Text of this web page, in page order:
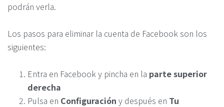
podrán verla.
Los pasos para eliminar la cuenta de Facebook son los
siguientes:
Entra en Facebook y pincha en la parte superior
derecha
Pulsa en Configuración y después en Tu